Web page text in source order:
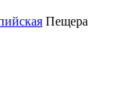
Пещера